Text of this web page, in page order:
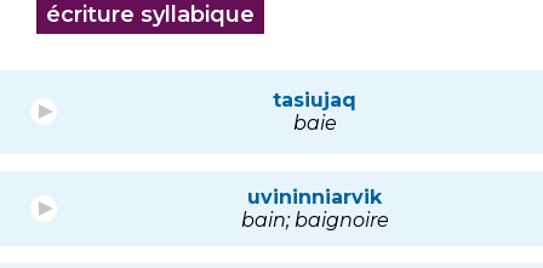
écriture syllabique
tasiujaq
baie
uvininniarvik
bain; baignoire